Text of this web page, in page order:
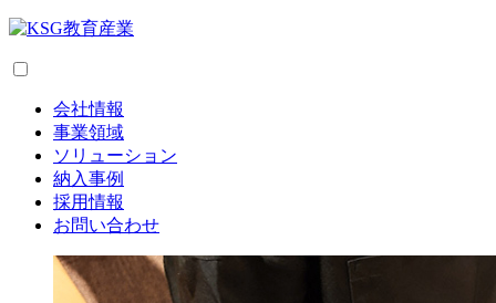
会社情報
事業領域
ソリューション
納入事例
採用情報
お問い合わせ